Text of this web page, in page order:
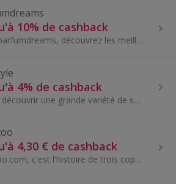
10% de cashback
Chez parfumdreams, découvrez les meilleurs parfums pour femmes et hommes ainsi que des produits cosmétiques à prix abordables et sans frais de port.
4% de cashback
Venez découvrir une grande variété de soins du visage coréens et japonais sur Yesstyle.fr. Parcourez notre sélection de sérums, masques en tissu...
4,30 € de cashback
Spartoo.com, c'est l'histoire de trois copains fans de chaussures et d'Internet. Boris, Paul et Jérémie, fraîchement diplômés, rêvent de créer leur...